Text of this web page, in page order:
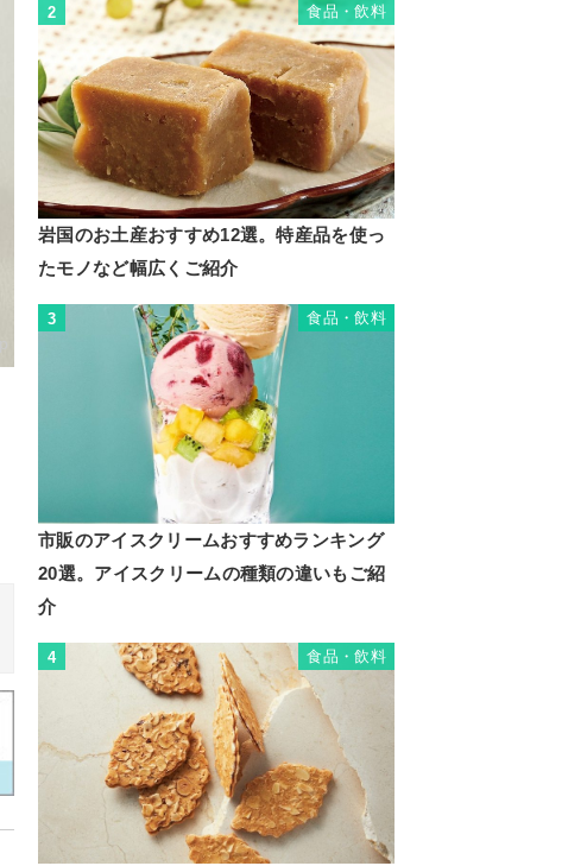
2 食品・飲料
岩国のお土産おすすめ12選。特産品を使っ
たモノなど幅広くご紹介
3 食品・飲料
市販のアイスクリームおすすめランキング
20選。アイスクリームの種類の違いもご紹
介
4 食品・飲料